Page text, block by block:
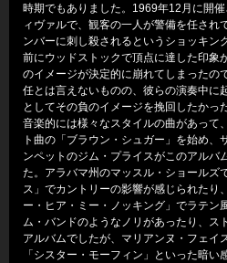
時期でもありました。1969年12月に開
ィヴァルで、観客の一人が警備を任され
ンバーに刺し殺されるというショッキン
前にウッドストックで頂点に達した印象
のイメージが決定的に崩れてしまったの
任とは言えないものの、彼らの演奏中に
としてその負のイメージを挽回したかっ
音楽的には様々なスタイルの曲があって
ト曲の「ブラウン・シュガー」を始め、
ンペットのジム・プライスがこのアルバ
た。アラバマ州のマッスル・ショールズ
ス」でカントリーの影響が感じられたり
ー・ヒア・ミー・ノッキング」でラテン
ム・バンドのようなノリがあったり、ス
アルバムでしたが、マリアンヌ・フェイ
「シスター・モーフィン」といった暗